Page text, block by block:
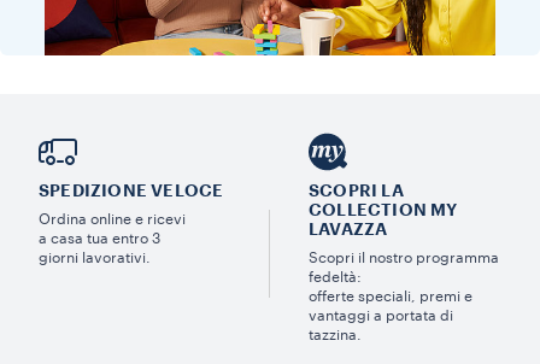
SPEDIZIONE VELOCE
Ordina online e ricevi
a casa tua entro 3
giorni lavorativi.
SCOPRI LA
COLLECTION MY
LAVAZZA
Scopri il nostro programma
fedeltà:
offerte speciali, premi e
vantaggi a portata di
tazzina.